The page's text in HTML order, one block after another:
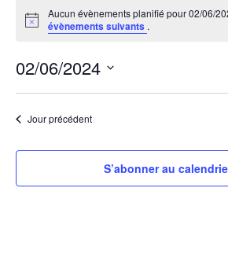
for
Notice
Aucun évènements planifié pour 02/06/
évènements suivants .
02/06/2024
Sélectionnez
uneJour précédent
S’abonner au